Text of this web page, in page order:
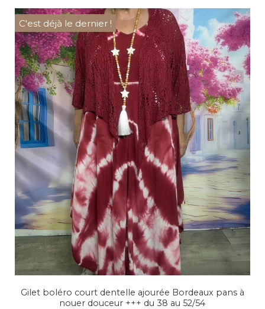
C'est déjà le dernier !
Gilet boléro court dentelle ajourée Bordeaux pans à
nouer douceur +++ du 38 au 52/54